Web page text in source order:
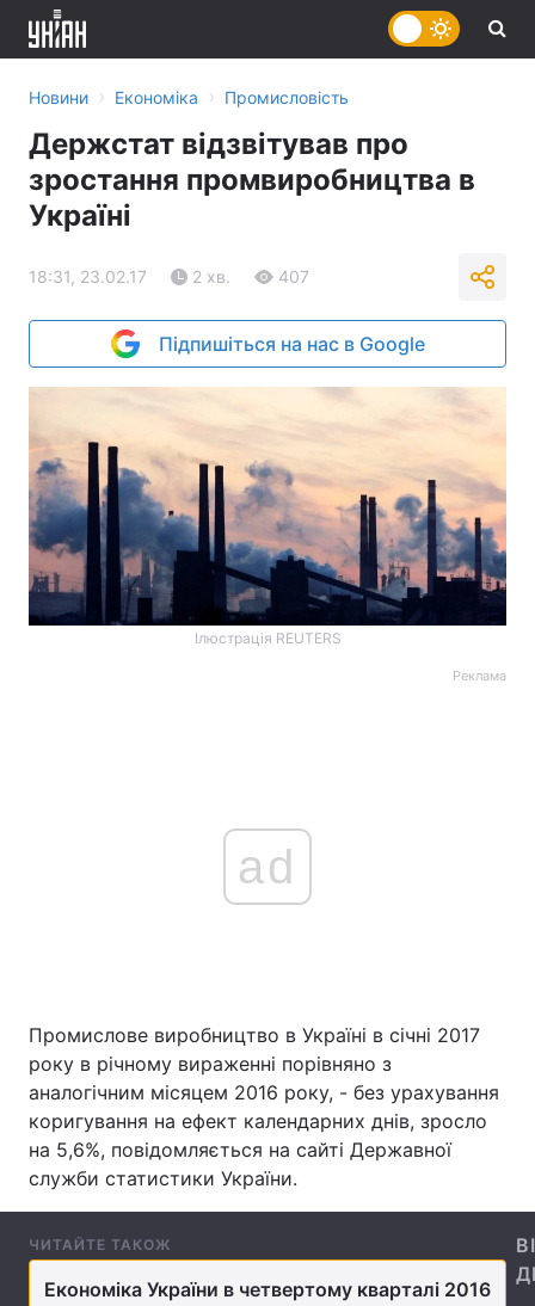
Головна Війна
Новини › Економіка › Промисловість
Держстат відзвітував про
зростання промвиробництва в
Україні
18:31, 23.02.17 2 хв. 407
Підпишіться на нас в Google
Ілюстрація REUTERS
Реклама
ad
Промислове виробництво в Україні в січні 2017
року в річному вираженні порівняно з
аналогічним місяцем 2016 року, - без урахування
коригування на ефект календарних днів, зросло
на 5,6%, повідомляється на сайті Державної
служби статистики України.
ЧИТАЙТЕ ТАКОЖ
Економіка України в четвертому кварталі 2016